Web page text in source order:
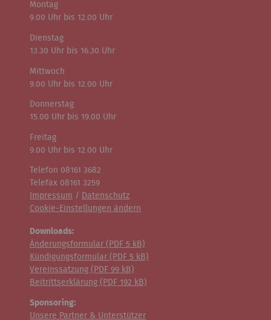
Montag
9.00 Uhr bis 12.00 Uhr
Dienstag
13.30 Uhr bis 16.30 Uhr
Mittwoch
9.00 Uhr bis 12.00 Uhr
Donnerstag
15.00 Uhr bis 19.00 Uhr
Freitag
9.00 Uhr bis 12.00 Uhr
Telefon 08161 3682
Telefax 08161 3259
Impressum /
Datenschutz
Cookie-Einstellungen ändern
Downloads:
Änderungsformular ( PDF 5 kB)
Kündigungsformular ( PDF 5 kB)
Vereinssatzung ( PDF 99 kB)
Beitrittserklärung ( PDF 192 kB)
Sponsoring:
Unsere Partner & Unterstützer